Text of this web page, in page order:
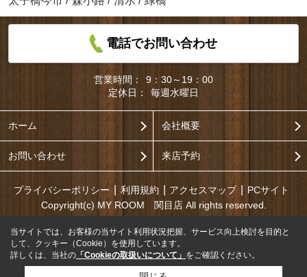
電話でお問い合わせ
営業時間：
9：30～19：00
定休日：
毎週水曜日
ホーム 会社概要
お問い合わせ 来店予約
プライバシーポリシー 利用規約 アクセスマップ
PCサイト
Copyright(c) MY ROOM 関目店 All rights reserved.
当サイトでは、お客様の当サイト利用状況把握、サービス向上検討を目的と
して、クッキー（Cookie）を使用しています。
詳しくは、当社の 「Cookieの取扱いについて」 をご確認ください。